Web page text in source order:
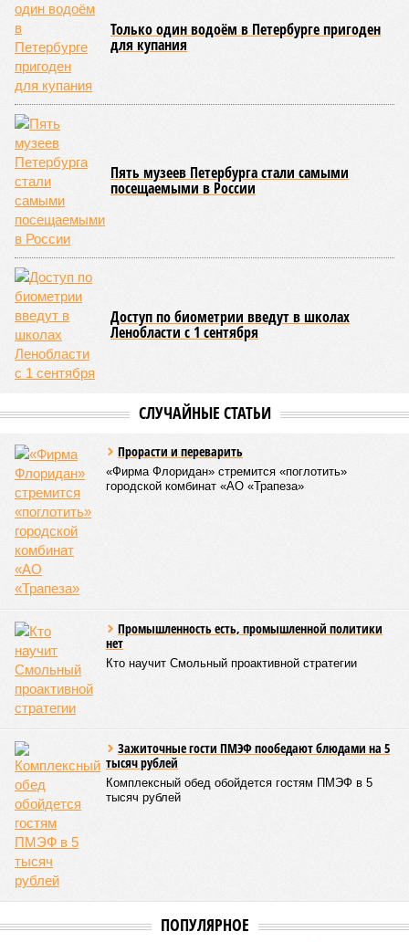
Только один водоём в Петербурге пригоден
для купания
Пять музеев Петербурга стали самыми
посещаемыми в России
Доступ по биометрии введут в школах
Ленобласти с 1 сентября
СЛУЧАЙНЫЕ СТАТЬИ
Прорасти и переварить
«Фирма Флоридан» стремится «поглотить»
городской комбинат «АО «Трапеза»
Промышленность есть, промышленной политики
нет
Кто научит Смольный проактивной стратегии
Зажиточные гости ПМЭФ пообедают блюдами на 5
тысяч рублей
Комплексный обед обойдется гостям ПМЭФ в 5
тысяч рублей
ПОПУЛЯРНОЕ